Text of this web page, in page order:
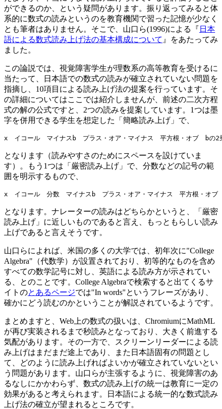
ができるのか、という疑問があります。振り返ってみると体
系的に数式の読みというのを教育機関で習った記憶が少なく
とも筆者はありません。そこで、山口ら(1996)による『 日本
語による数式読み上げ法の基本構成について 』をあたってみ
ました。
この論説では、視覚障害学生が理数系の高等教育を受けるに
当たって、日本語での数式の読みが確立されていない問題を
指摘し、10項目による読み上げ法の提案を行っています。そ
の詳細についてはここでは紹介しませんが、前述の二次方程
式の解の公式ですと、2つの読みを提案しています。1つは墨
字を併用できる学生を想定した「簡略読み上げ」で、
となります（読みやすさのためにスペースを設けていま
す）。もう1つは「厳密読み上げ」で、分数などの記号の範
囲を明示するもので、
となります。ナレーターの読みはどちらかというと、「厳密
読み上げ」に近しいものであると言え、もっともらしい読み
上げであると言えそうです。
山口らによれば、米国の多くの大学では、初年次に"College
Algebra"（代数学）が設置されており、初等的なものを含め
すべての数学記号に対し、英語による読み方が示されてい
る、とのことです。College Algebraで検索すると出てくるサ
イトのとあるページでは"In words"というフレーズがあり、
確かにどう読むのかということが解説されているようです。
まとめますと、Web上の数式の扱いは、ChromiumにMathML
が再び実装されるまで秒読みとなっており、大きく前進する
気配があります。その一方で、スクリーンリーダーによる読
み上げはまだまだ途上であり、また日本語固有の問題とし
て、どのように読み上げればよいかが確立されていないとい
う問題があります。山口らが主張するように、視覚障害のあ
るなしにかかわらず、数式の読み上げの統一は教育に一定の
効果があると考えられます。日本語による統一的な数式読み
上げ法の確立が望まれるところです。